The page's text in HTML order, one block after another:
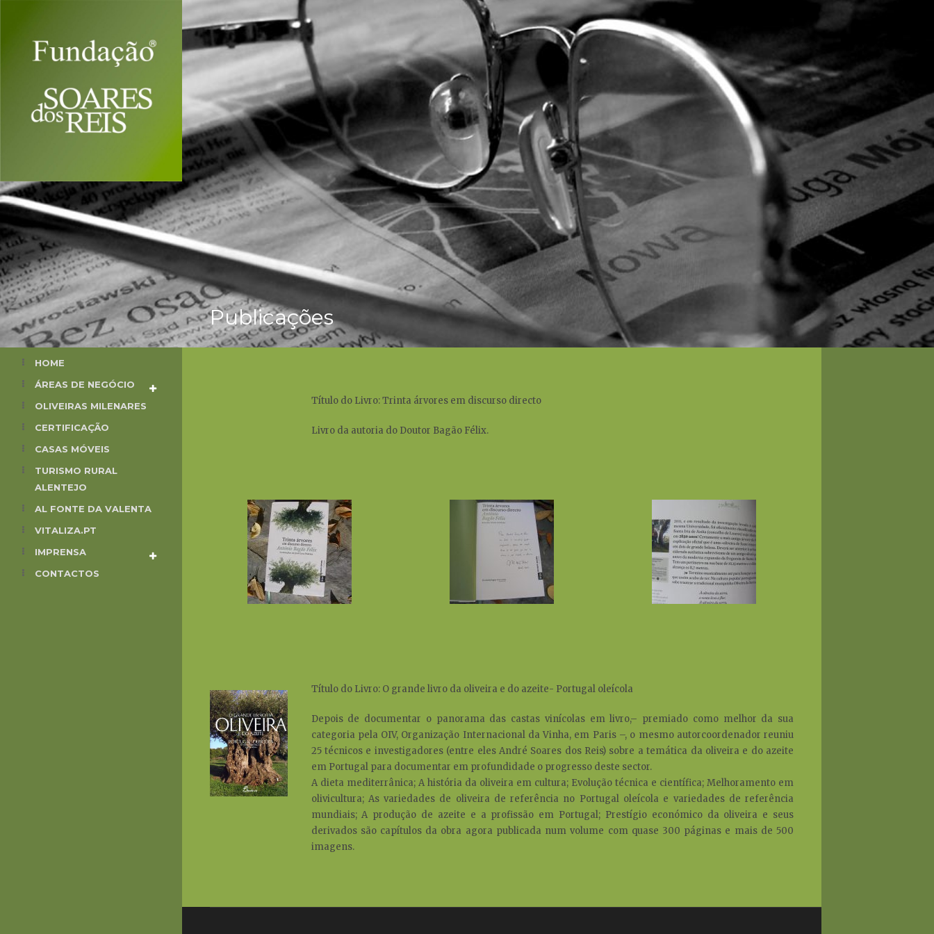
HOME
ÁREAS DE NEGÓCIO
OLIVEIRAS MILENARES
CERTIFICAÇÃO
CASAS MÓVEIS
TURISMO RURAL
ALENTEJO
AL FONTE DA VALENTA
VITALIZA.PT
IMPRENSA
CONTACTOS
Publicações
Título do Livro: Trinta árvores em discurso directo
Livro da autoria do Doutor Bagão Félix.
Título do Livro: O grande livro da oliveira e do azeite- Portugal oleícola
Depois de documentar o panorama das castas vinícolas em livro,– premiado como melhor da sua
categoria pela OIV, Organização Internacional da Vinha, em Paris –, o mesmo autorcoordenador reuniu
25 técnicos e investigadores (entre eles André Soares dos Reis) sobre a temática da oliveira e do azeite
em Portugal para documentar em profundidade o progresso deste sector.
A dieta mediterrânica; A história da oliveira em cultura; Evolução técnica e científica; Melhoramento em
olivicultura; As variedades de oliveira de referência no Portugal oleícola e variedades de referência
mundiais; A produção de azeite e a profissão em Portugal; Prestígio económico da oliveira e seus
derivados são capítulos da obra agora publicada num volume com quase 300 páginas e mais de 500
imagens.